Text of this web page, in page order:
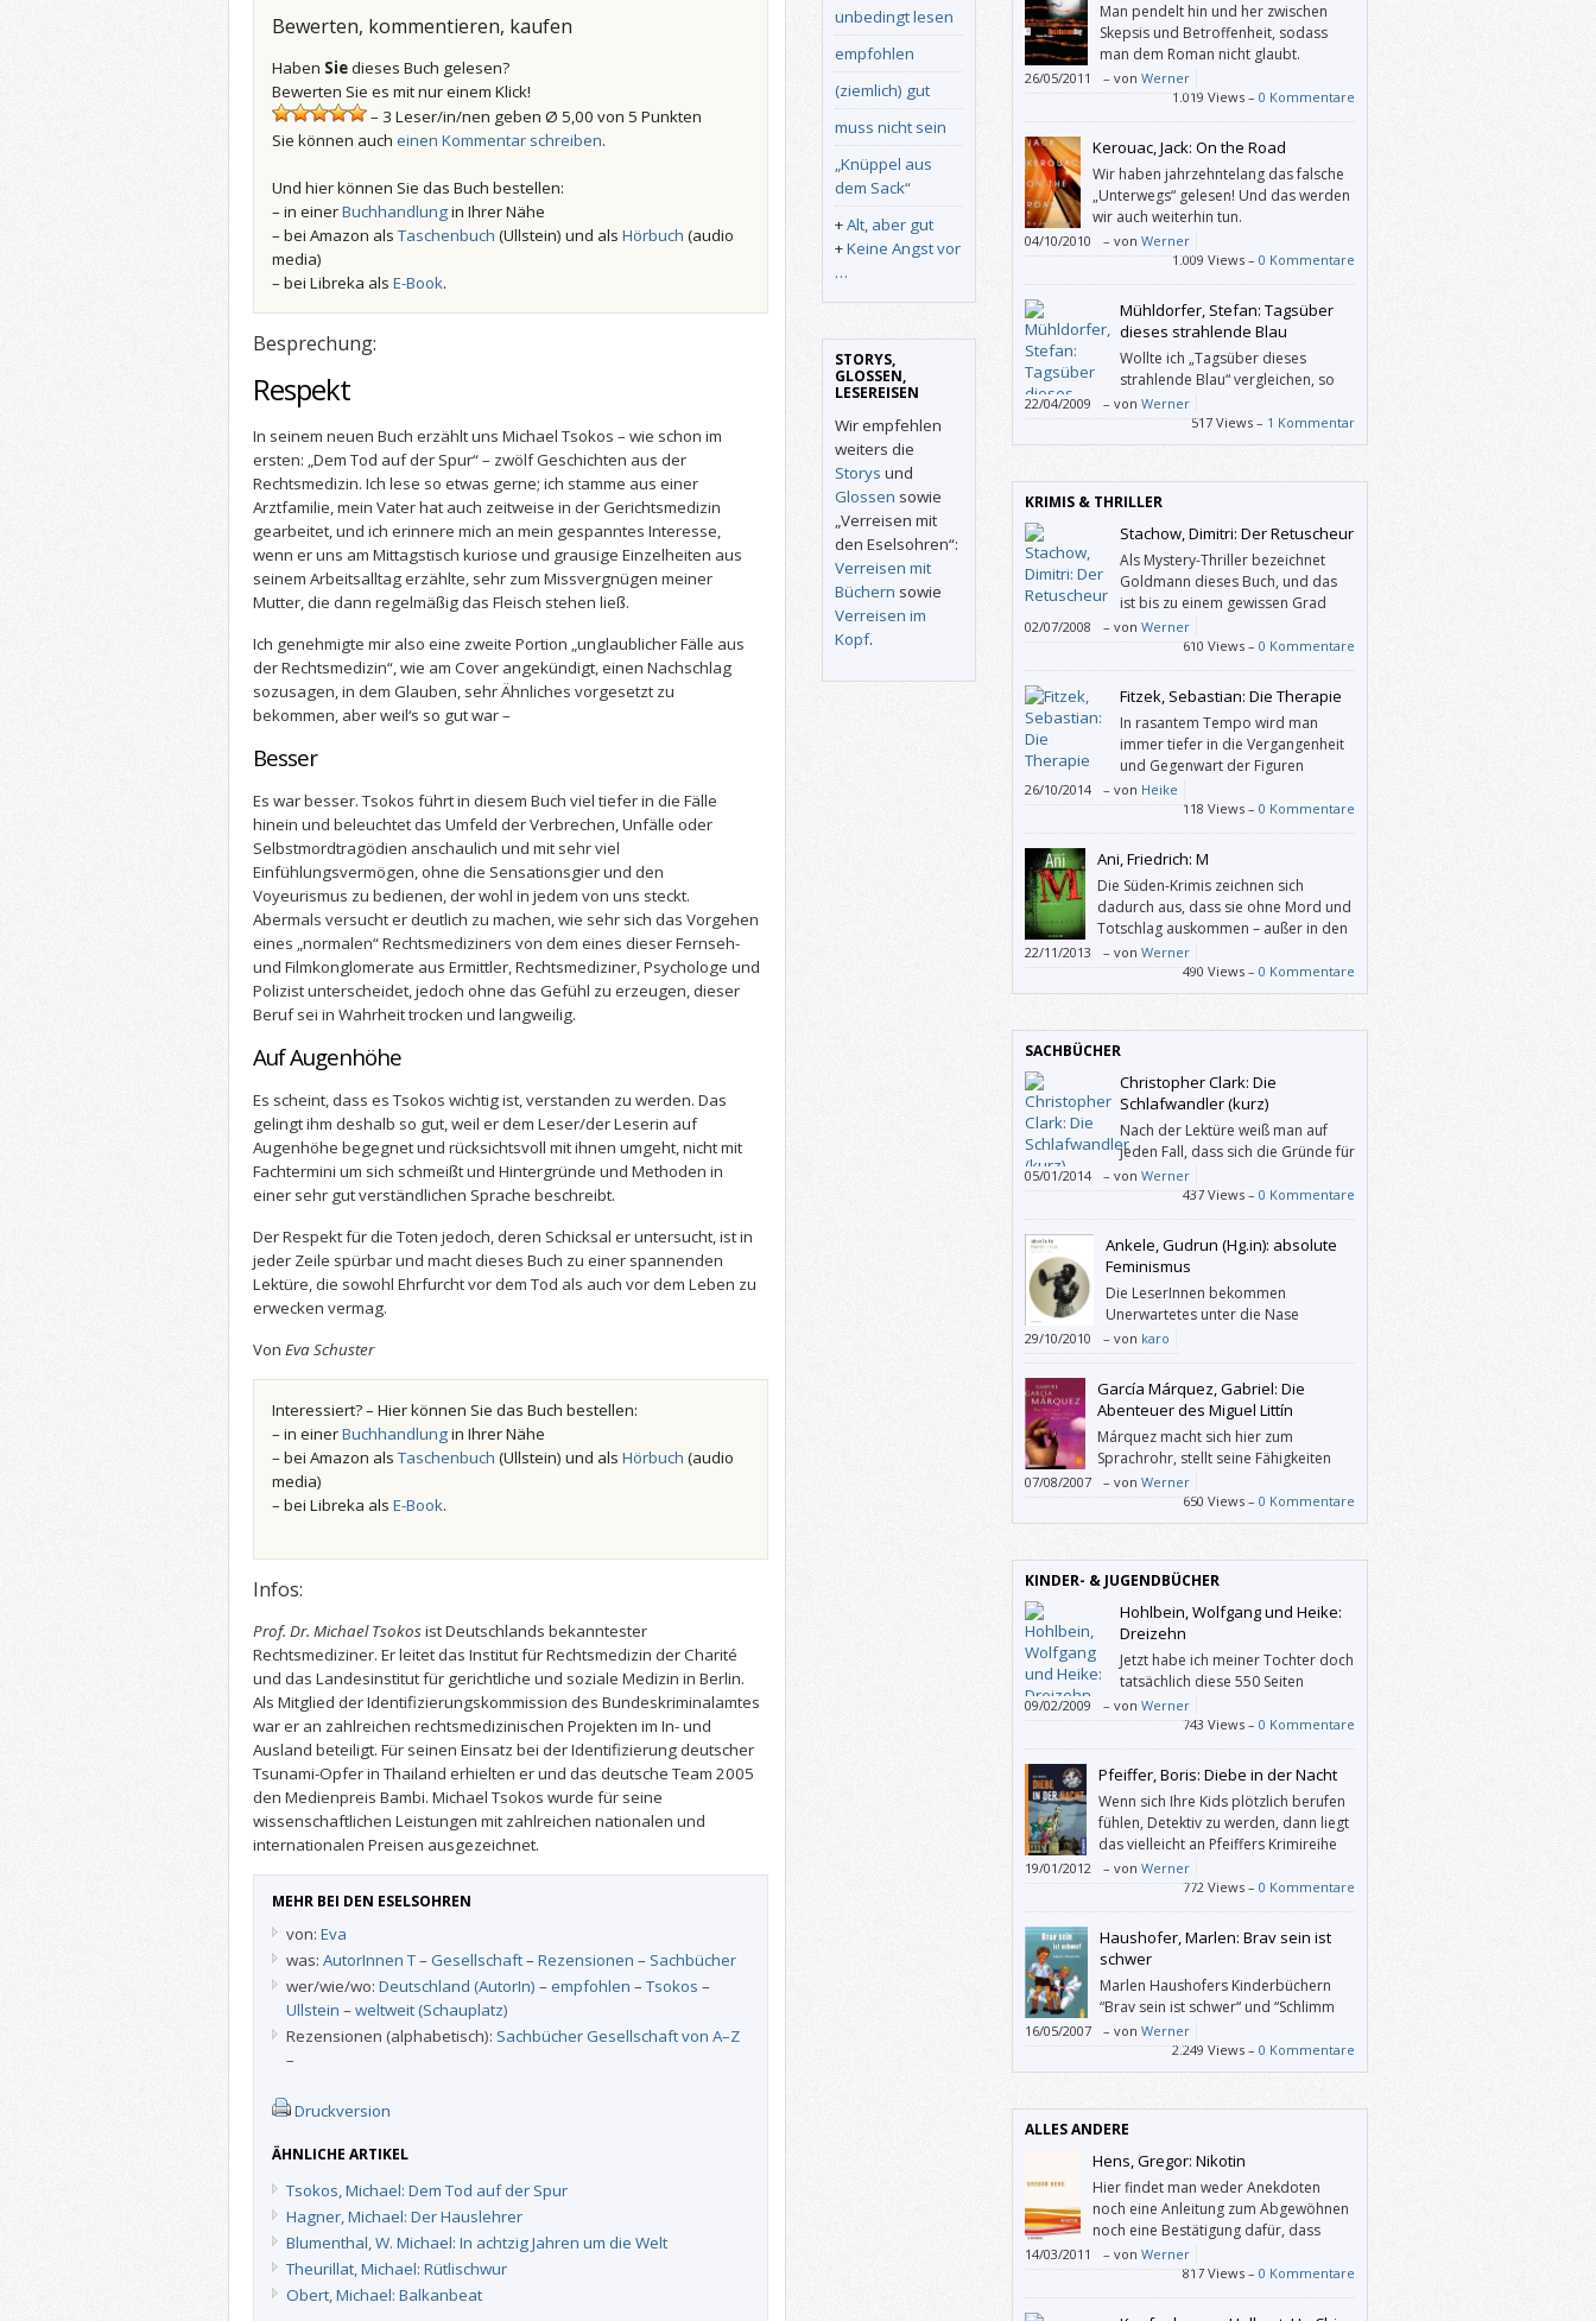
Bewerten, kommentieren, kaufen
Haben Siedieses Buch gelesen?
Bewerten Sie es mit nur einem Klick!
– 3 Leser/in/nen geben Ø 5,00 von 5 Punkten
Sie können auch einen Kommentar schreiben.
Und hier können Sie das Buch bestellen:
– in einerBuchhandlungin Ihrer Nähe
– bei Amazon alsTaschenbuch (Ullstein) und als Hörbuch (audio
media)
– bei Libreka als E-Book.
Besprechung:
Respekt
In seinem neuen Buch erzählt uns Michael Tsokos – wie schon im
ersten: „Dem Tod auf der Spur“ – zwölf Geschichten aus der
Rechtsmedizin. Ich lese so etwas gerne; ich stamme aus einer
Arztfamilie, mein Vater hat auch zeitweise in der Gerichtsmedizin
gearbeitet, und ich erinnere mich an mein gespanntes Interesse,
wenn er uns am Mittagstisch kuriose und grausige Einzelheiten aus
seinem Arbeitsalltag erzählte, sehr zum Missvergnügen meiner
Mutter, die dann regelmäßig das Fleisch stehen ließ.
Ich genehmigte mir also eine zweite Portion „unglaublicher Fälle aus
der Rechtsmedizin“, wie am Cover angekündigt, einen Nachschlag
sozusagen, in dem Glauben, sehr Ähnliches vorgesetzt zu
bekommen, aber weil‘s so gut war –
Besser
Es war besser. Tsokos führt in diesem Buch viel tiefer in die Fälle
hinein und beleuchtet das Umfeld der Verbrechen, Unfälle oder
Selbstmordtragödien anschaulich und mit sehr viel
Einfühlungsvermögen, ohne die Sensationsgier und den
Voyeurismus zu bedienen, der wohl in jedem von uns steckt.
Abermals versucht er deutlich zu machen, wie sehr sich das Vorgehen
eines „normalen“ Rechtsmediziners von dem eines dieser Fernseh-
und Filmkonglomerate aus Ermittler, Rechtsmediziner, Psychologe und
Polizist unterscheidet, jedoch ohne das Gefühl zu erzeugen, dieser
Beruf sei in Wahrheit trocken und langweilig.
Auf Augenhöhe
Es scheint, dass es Tsokos wichtig ist, verstanden zu werden. Das
gelingt ihm deshalb so gut, weil er dem Leser/der Leserin auf
Augenhöhe begegnet und rücksichtsvoll mit ihnen umgeht, nicht mit
Fachtermini um sich schmeißt und Hintergründe und Methoden in
einer sehr gut verständlichen Sprache beschreibt.
Der Respekt für die Toten jedoch, deren Schicksal er untersucht, ist in
jeder Zeile spürbar und macht dieses Buch zu einer spannenden
Lektüre, die sowohl Ehrfurcht vor dem Tod als auch vor dem Leben zu
erwecken vermag.
Von Eva Schuster
Interessiert? – Hier können Sie das Buch bestellen:
– in einerBuchhandlungin Ihrer Nähe
– bei Amazon alsTaschenbuch (Ullstein) und als Hörbuch (audio
media)
– bei Libreka als E-Book.
Infos:
Prof. Dr. Michael Tsokosist Deutschlands bekanntester
Rechtsmediziner. Er leitet das Institut für Rechtsmedizin der Charité
und das Landesinstitut für gerichtliche und soziale Medizin in Berlin.
Als Mitglied der Identifizierungskommission des Bundeskriminalamtes
war er an zahlreichen rechtsmedizinischen Projekten im In- und
Ausland beteiligt. Für seinen Einsatz bei der Identifizierung deutscher
Tsunami-Opfer in Thailand erhielten er und das deutsche Team 2005
den Medienpreis Bambi. Michael Tsokos wurde für seine
wissenschaftlichen Leistungen mit zahlreichen nationalen und
internationalen Preisen ausgezeichnet.
MEHR BEI DEN ESELSOHREN
von: Eva
was: AutorInnen T– Gesellschaft– Rezensionen – Sachbücher
wer/wie/wo: Deutschland (AutorIn) – empfohlen –Tsokos –
Ullstein – weltweit (Schauplatz)
Rezensionen (alphabetisch): Sachbücher Gesellschaft von A–Z
–
Druckversion
ÄHNLICHE ARTIKEL
Tsokos, Michael: Dem Tod auf der Spur
Hagner, Michael: Der Hauslehrer
Blumenthal, W. Michael: In achtzig Jahren um die Welt
Theurillat, Michael: Rütlischwur
Obert, Michael: Balkanbeat
unbedingt lesen
empfohlen
(ziemlich) gut
muss nicht sein
„Knüppel aus
dem Sack“
+Alt, aber gut
+Keine Angst vor
…
STORYS,
GLOSSEN,
LESEREISEN
Wir empfehlen
weiters die
Storys und
Glossen sowie
„Verreisen mit
den Eselsohren“:
Verreisen mit
Büchern sowie
Verreisen im
Kopf.
Man pendelt hin und her zwischen
Skepsis und Betroffenheit, sodass
man dem Roman nicht glaubt.
26/05/2011 – von Werner
1.019 Views – 0 Kommentare
Kerouac, Jack: On the Road
Wir haben jahrzehntelang das falsche
„Unterwegs“ gelesen! Und das werden
wir auch weiterhin tun.
04/10/2010 – von Werner
1.009 Views – 0 Kommentare
Mühldorfer, Stefan: Tagsüber
dieses strahlende Blau
Wollte ich „Tagsüber dieses
strahlende Blau“ vergleichen, so
fiele mir – auch wegen der
Männerperspektive – Richard Fords
„Sportreporter“ ein. Stefan Mühldorfers Roman
22/04/2009 – von Werner
517 Views – 1 Kommentar
KRIMIS & THRILLER
Stachow, Dimitri: Der Retuscheur
Als Mystery-Thriller bezeichnet
Goldmann dieses Buch, und das
ist bis zu einem gewissen Grad
richtig. Der russische Fotograf
Heinrich Müller hat von seinem Vater eine Gabe
geerbt: Menschen, die er aus Fotos
herausretuschiert, sterben.
02/07/2008 – von Werner
610 Views – 0 Kommentare
Fitzek, Sebastian: Die Therapie
In rasantem Tempo wird man
immer tiefer in die Vergangenheit
und Gegenwart der Figuren
geführt und wird mit perfekt und
treffsicher platzierten Cliffhangern ständig zum
Weiterlesen animiert. Man kann das Buch einfach
nicht am Ende eines Kapitels weglegen – man will
endlich die Wahrheit um das Verschwinden der
kleinen Josy wissen.
26/10/2014 – von Heike
118 Views – 0 Kommentare
Ani, Friedrich: M
Die Süden-Krimis zeichnen sich
dadurch aus, dass sie ohne Mord und
Totschlag auskommen – außer in den
beiden Romanen, die mit Neonazis zu
tun haben. „M“ ist einer davon.
22/11/2013 – von Werner
490 Views – 0 Kommentare
SACHBÜCHER
Christopher Clark: Die
Schlafwandler (kurz)
Nach der Lektüre weiß man auf
jeden Fall, dass sich die Gründe für
den Ausbruch des Ersten
Weltkriegs nicht in einem Satz wiedergeben
lassen – und einen einzigen Staat als Auslöser
wird man auch nicht benennen können.
05/01/2014 – von Werner
437 Views – 0 Kommentare
Ankele, Gudrun (Hg.in): absolute
Feminismus
Die LeserInnen bekommen
Unerwartetes unter die Nase
gerieben und werden mit
Verbindungen konfrontiert, die neugierig
machen.
29/10/2010 – von karo
García Márquez, Gabriel: Die
Abenteuer des Miguel Littín
Márquez macht sich hier zum
Sprachrohr, stellt seine Fähigkeiten
zur Verfügung, damit jemand über
sich sprechen kann. Eine Bereicherung – nicht nur
für Márquez-Fans sowie an Filmen und/oder
07/08/2007 – von Werner
650 Views – 0 Kommentare
KINDER- & JUGENDBÜCHER
Hohlbein, Wolfgang und Heike:
Dreizehn
Jetzt habe ich meiner Tochter doch
tatsächlich diese 550 Seiten
vorgelesen. Es war mein erster
Hohlbein, es war ein Vergnügen, und ich halte
den Hintergrund von „Dreizehn“ für plausibler
als den von Stephen Kings „Es“.
09/02/2009 – von Werner
743 Views – 0 Kommentare
Pfeiffer, Boris: Diebe in der Nacht
Wenn sich Ihre Kids plötzlich berufen
fühlen, Detektiv zu werden, dann liegt
das vielleicht an Pfeiffers Krimireihe
„Unsichtbar und trotzdem da!“
19/01/2012 – von Werner
772 Views – 0 Kommentare
Haushofer, Marlen: Brav sein ist
schwer
Marlen Haushofers Kinderbüchern
“Brav sein ist schwer“ und “Schlimm
sein ist auch kein Vergnügen“ merkt
man nicht an, dass sie 1965 resp. 1970
erschienen sind, – sie wirken zehn Jahre früher
den Kindern (und ältere Geschwister den
jüngeren) Ohrfeigen gab(en).
16/05/2007 – von Werner
2.249 Views – 0 Kommentare
ALLES ANDERE
Hens, Gregor: Nikotin
Hier findet man weder Anekdoten
noch eine Anleitung zum Abgewöhnen
noch eine Bestätigung dafür, dass
andere dies auch nicht schaffen.
„Nikotin“ ist ein Buch über autonomes Handeln.
14/03/2011 – von Werner
817 Views – 0 Kommentare